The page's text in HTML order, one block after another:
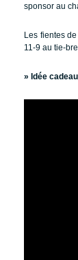
sponsor au
Les fientes
11-9 au tie-
» Idée cadeau